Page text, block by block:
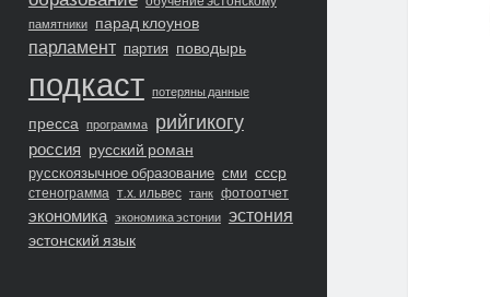
памятники парад клоунов
парламент партия поводырь
подкаст потеряны данные
пресса программа рийгикогу
россия русский роман
русскоязычное образование сми ссср
стенограмма т.х. ильвес танк фотоотчет
экономика экономика эстонии эстония
эстонский язык